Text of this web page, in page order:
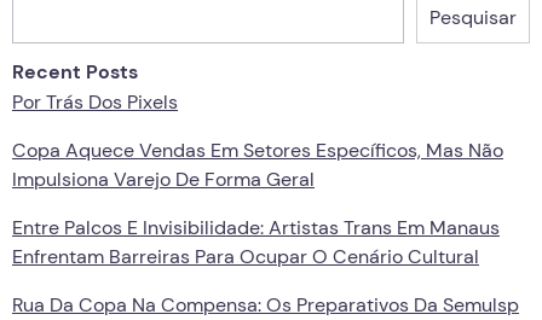
Pesquisar
Recent Posts
Por Trás Dos Pixels
Copa Aquece Vendas Em Setores Específicos, Mas Não
Impulsiona Varejo De Forma Geral
Entre Palcos E Invisibilidade: Artistas Trans Em Manaus
Enfrentam Barreiras Para Ocupar O Cenário Cultural
Rua Da Copa Na Compensa: Os Preparativos Da Semulsp